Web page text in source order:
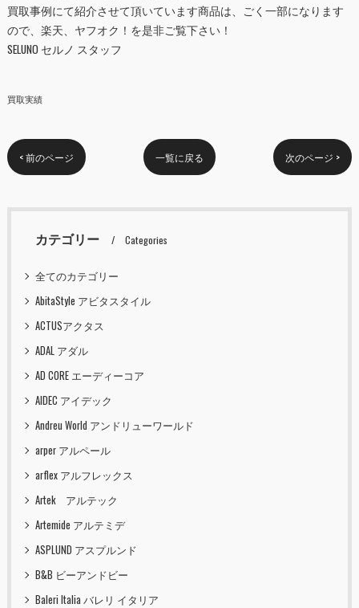
買取事例にて紹介させて頂いています商品は、ごく一部になります
ので、楽天、ヤフオク！を是非ご覧下さい！
SELUNO セルノ スタッフ
買取実績
< 前のページ 一覧に戻る 次のページ >
カテゴリー Categories
全てのカテゴリー
AbitaStyle アビタスタイル
ACTUSアクタス
ADAL アダル
AD CORE エーディーコア
AIDEC アイデック
Andreu World アンドリューワールド
arper アルペール
arflex アルフレックス
Artek アルテック
Artemide アルテミデ
ASPLUND アスプルンド
B&B ビーアンドビー
Baleri Italia バレリ イタリア